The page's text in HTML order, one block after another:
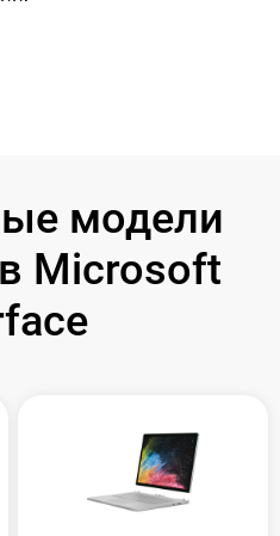
модели
Microsoft